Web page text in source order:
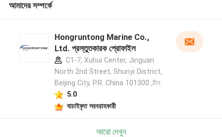
আমাদের সম্পর্কে
Hongruntong Marine Co.,
Ltd. প্রস্তুতকারক প্রোফাইল
C1-7, Xuhui Center, Jinguan
North 2nd Street, Shunyi District,
Beijing City, P.R. China 101300 ,চীন
5.0
যাচাইকৃত সরবরাহকারী
আরো দেখুন